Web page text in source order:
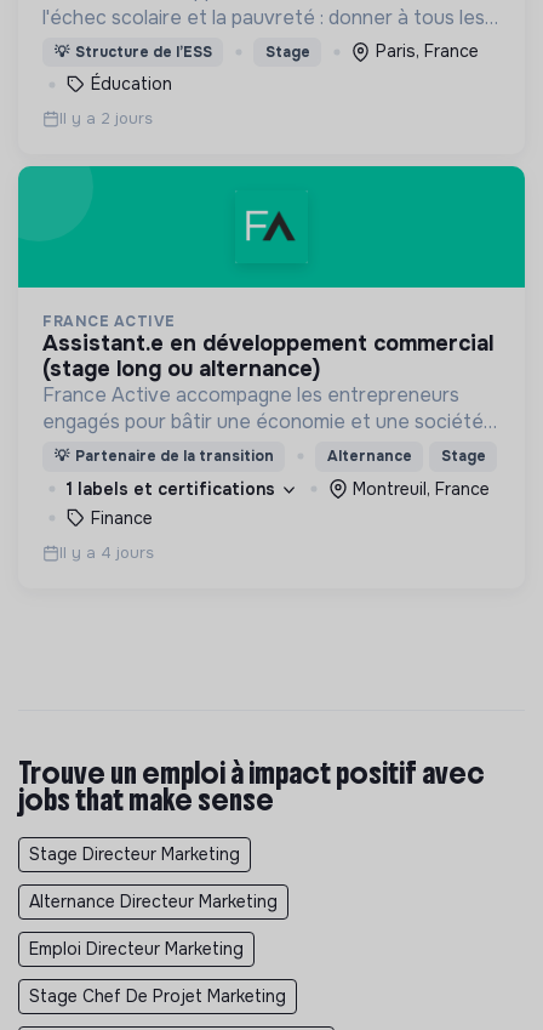
l'échec scolaire et la pauvreté : donner à tous les
enfants les 1000 premiers mots nécessaires pour
leur entrée à l'école à 3 ans.
💡 Structure de l’ESS Stage
Paris, France
Éducation
Il y a 2 jours
FRANCE ACTIVE
assistant.e en développement commercial
(stage long ou alternance)
France Active accompagne les entrepreneurs
engagés pour bâtir une économie et une société
plus inclusive et plus durable.
💡 Partenaire de la transition Alternance Stage
1 labels et certifications
Montreuil, France
Finance
Il y a 4 jours
Trouve un emploi à impact positif avec
jobs that make sense
Stage Directeur Marketing
Alternance Directeur Marketing
Emploi Directeur Marketing
Stage Chef De Projet Marketing